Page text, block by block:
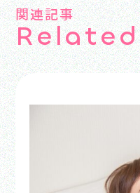
関連記事
Related